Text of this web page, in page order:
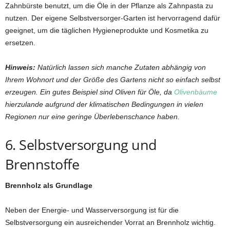
Zahnbürste benutzt, um die Öle in der Pflanze als Zahnpasta zu
nutzen. Der eigene Selbstversorger-Garten ist hervorragend dafür
geeignet, um die täglichen Hygieneprodukte und Kosmetika zu
ersetzen.
Hinweis: Natürlich lassen sich manche Zutaten abhängig von
Ihrem Wohnort und der Größe des Gartens nicht so einfach selbst
erzeugen. Ein gutes Beispiel sind Oliven für Öle, da Olivenbäume
hierzulande aufgrund der klimatischen Bedingungen in vielen
Regionen nur eine geringe Überlebenschance haben.
6. Selbstversorgung und
Brennstoffe
Brennholz als Grundlage
Neben der Energie- und Wasserversorgung ist für die
Selbstversorgung ein ausreichender Vorrat an Brennholz wichtig.